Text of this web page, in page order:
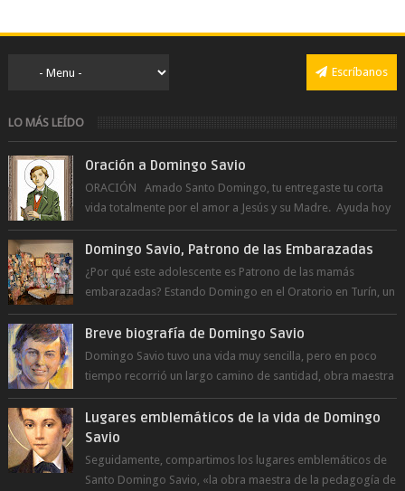
Escríbanos
LO MÁS LEÍDO
Oración a Domingo Savio
ORACIÓN Amado Santo Domingo, tu entregaste tu corta
vida totalmente por el amor a Jesús y su Madre. Ayuda hoy
a la juventud para ...
Domingo Savio, Patrono de las Embarazadas
¿Por qué este adolescente es Patrono de las mamás
embarazadas? Estando Domingo en el Oratorio en Turín, un
día le pide a Don Bosco...
Breve biografía de Domingo Savio
Domingo Savio tuvo una vida muy sencilla, pero en poco
tiempo recorrió un largo camino de santidad, obra maestra
del Espíritu Santo y fr...
Lugares emblemáticos de la vida de Domingo
Savio
Seguidamente, compartimos los lugares emblemáticos de
Santo Domingo Savio, «la obra maestra de la pedagogía de